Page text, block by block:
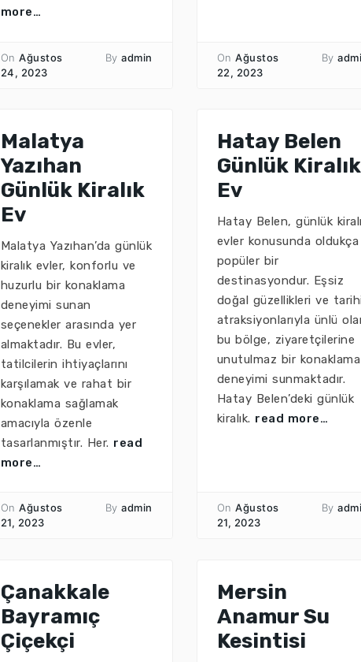
more…
On Ağustos
24, 2023
By admin On Ağustos
22, 2023
By
Malatya
Yazıhan
Günlük Kiralık
Ev
Malatya Yazıhan’da günlük
kiralık evler, konforlu ve
huzurlu bir konaklama
deneyimi sunan
seçenekler arasında yer
almaktadır. Bu evler,
tatilcilerin ihtiyaçlarını
karşılamak ve rahat bir
konaklama sağlamak
amacıyla özenle
tasarlanmıştır. Her. read
more…
On Ağustos
21, 2023
By admin
Hatay Belen
Günlük Kiralık
Ev
Hatay Belen, günlük
evler konusunda oldukça
popüler bir
destinasyondur. Eşsiz
doğal güzellikleri ve
atraksiyonlarıyla ünlü
bu bölge, ziyaretçilerine
unutulmaz bir konaklama
deneyimi sunmaktadır.
Hatay Belen’deki günlük
kiralık. read more…
On Ağustos
21, 2023
By
Çanakkale
Bayramıç
Çiçekçi
Mersin
Anamur Su
Kesintisi